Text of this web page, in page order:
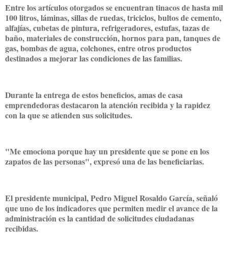
Entre los artículos otorgados se encuentran tinacos de hasta mil
100 litros, láminas, sillas de ruedas, triciclos, bultos de cemento,
alfajías, cubetas de pintura, refrigeradores, estufas, tazas de
baño, materiales de construcción, hornos para pan, tanques de
gas, bombas de agua, colchones, entre otros productos
destinados a mejorar las condiciones de las familias.
Durante la entrega de estos beneficios, amas de casa
emprendedoras destacaron la atención recibida y la rapidez
con la que se atienden sus solicitudes.
"Me emociona porque hay un presidente que se pone en los
zapatos de las personas", expresó una de las beneficiarias.
El presidente municipal, Pedro Miguel Rosaldo García, señaló
que uno de los indicadores que permiten medir el avance de la
administración es la cantidad de solicitudes ciudadanas
recibidas.